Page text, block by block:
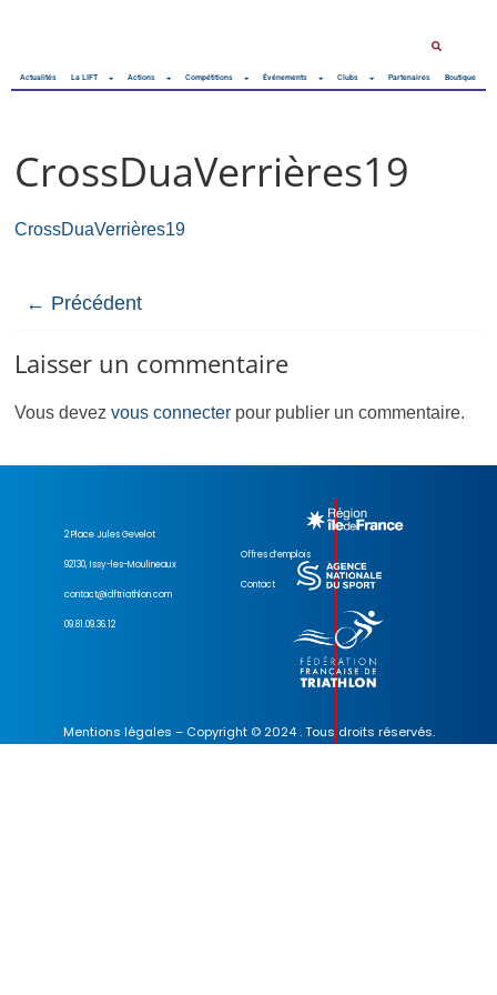
Actualités La LIFT Actions Compétitions Événements Clubs Partenaires Boutique
CrossDuaVerrières19
CrossDuaVerrières19
← Précédent
Laisser un commentaire
Vous devezvous connecter pour publier un commentaire.
2 Place Jules Gevelot
92130, Issy-les-Moulineaux
contact@idftriathlon.com
09.81.09.36.12
Offres d’emplois
Contact
Mentions légales – Copyright © 2024 . Tous droits réservés.